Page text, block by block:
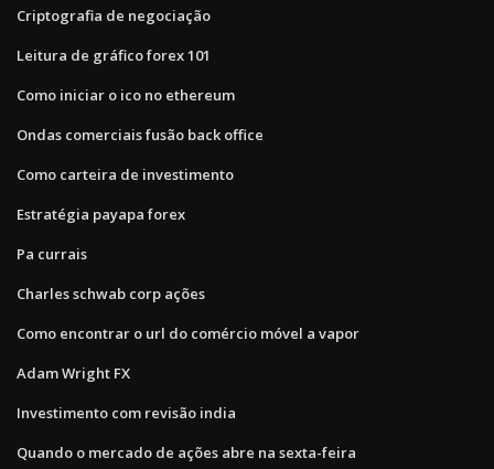
Criptografia de negociação
Leitura de gráfico forex 101
Como iniciar o ico no ethereum
Ondas comerciais fusão back office
Como carteira de investimento
Estratégia payapa forex
Pa currais
Charles schwab corp ações
Como encontrar o url do comércio móvel a vapor
Adam Wright FX
Investimento com revisão india
Quando o mercado de ações abre na sexta-feira